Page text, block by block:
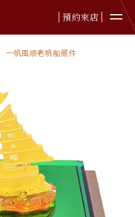
預約來店
一帆風順老帆船擺件